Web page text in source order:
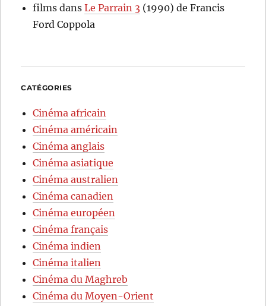
films dansLe Parrain 3 (1990) de Francis
Ford Coppola
CATÉGORIES
Cinéma africain
Cinéma américain
Cinéma anglais
Cinéma asiatique
Cinéma australien
Cinéma canadien
Cinéma européen
Cinéma français
Cinéma indien
Cinéma italien
Cinéma du Maghreb
Cinéma du Moyen-Orient